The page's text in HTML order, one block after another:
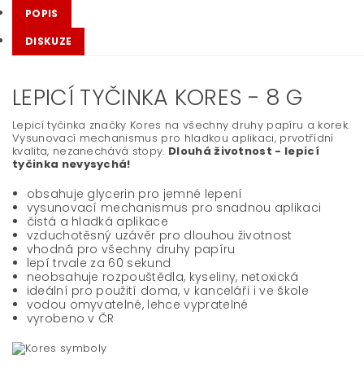
POPIS
DISKUZE
LEPICÍ TYČINKA KORES - 8 G
Lepicí tyčinka značky Kores na všechny druhy papíru a korek.
Vysunovací mechanismus pro hladkou aplikaci, prvotřídní
kvalita, nezanechává stopy. Dlouhá životnost - lepicí
tyčinka nevysychá!
obsahuje glycerin pro jemné lepení
vysunovací mechanismus pro snadnou aplikaci
čistá a hladká aplikace
vzduchotěsný uzávěr pro dlouhou životnost
vhodná pro všechny druhy papíru
lepí trvale za 60 sekund
neobsahuje rozpouštědla, kyseliny, netoxická
ideální pro použití doma, v kanceláři i ve škole
vodou omyvatelné, lehce vypratelné
vyrobeno v ČR